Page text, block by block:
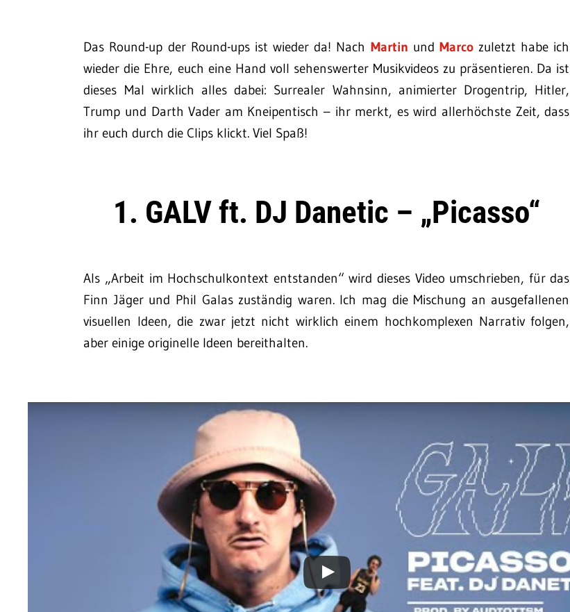
Das Round-up der Round-ups ist wieder da! Nach Martin und Marcozuletzt habe ich
wieder die Ehre, euch eine Hand voll sehenswerter Musikvideos zu präsentieren. Da ist
dieses Mal wirklich alles dabei: Surrealer Wahnsinn, animierter Drogentrip, Hitler,
Trump und Darth Vader am Kneipentisch – ihr merkt, es wird allerhöchste Zeit, dass
ihr euch durch die Clips klickt. Viel Spaß!
1. GALV ft. DJ Danetic – „Picasso“
Als „Arbeit im Hochschulkontext entstanden“ wird dieses Video umschrieben, für das
Finn Jäger und Phil Galas zuständig waren. Ich mag die Mischung an ausgefallenen
visuellen Ideen, die zwar jetzt nicht wirklich einem hochkomplexen Narrativ folgen,
aber einige originelle Ideen bereithalten.